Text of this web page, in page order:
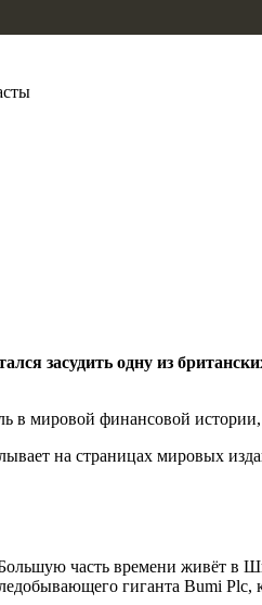
засудить одну из британских
в мировой финансовой
на страницах мировых
часть времени живёт в
гиганта Bumi